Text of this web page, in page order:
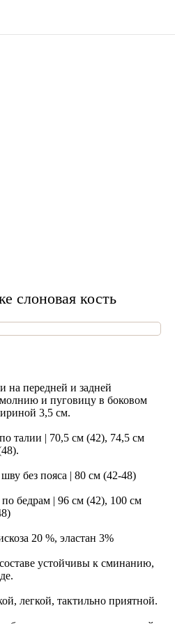
слоновая кость
на передней и задней
и пуговицу в боковом
3,5 см.
талии | 70,5 см (42), 74,5 см
без пояса | 80 см (42-48)
бедрам | 96 см (42), 100 см
20 %, эластан 3%
устойчивы к сминанию,
легкой, тактильно приятной.